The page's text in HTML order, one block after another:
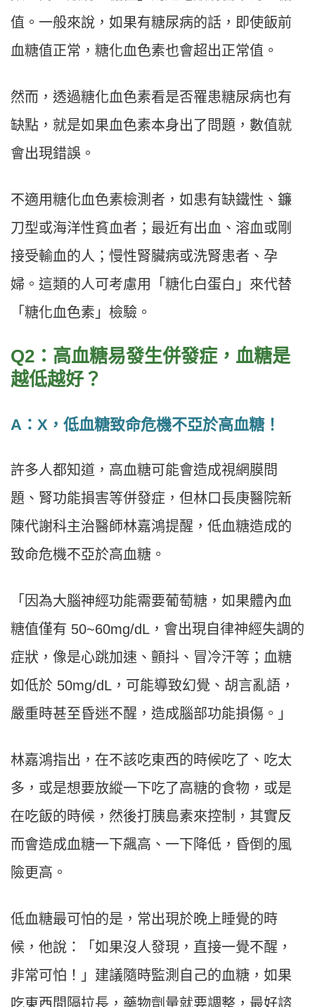
值。一般來說，如果有糖尿病的話，即使飯前
血糖值正常，糖化血色素也會超出正常值。
然而，透過糖化血色素看是否罹患糖尿病也有
缺點，就是如果血色素本身出了問題，數值就
會出現錯誤。
不適用糖化血色素檢測者，如患有缺鐵性、鐮
刀型或海洋性貧血者；最近有出血、溶血或剛
接受輸血的人；慢性腎臟病或洗腎患者、孕
婦。這類的人可考慮用「糖化白蛋白」來代替
「糖化血色素」檢驗。
Q2：高血糖易發生併發症，血糖是
越低越好？
A：X，低血糖致命危機不亞於高血糖！
許多人都知道，高血糖可能會造成視網膜問
題、腎功能損害等併發症，但林口長庚醫院新
陳代謝科主治醫師林嘉鴻提醒，低血糖造成的
致命危機不亞於高血糖。
「因為大腦神經功能需要葡萄糖，如果體內血
糖值僅有 50~60mg/dL，會出現自律神經失調的
症狀，像是心跳加速、顫抖、冒冷汗等；血糖
如低於 50mg/dL，可能導致幻覺、胡言亂語，
嚴重時甚至昏迷不醒，造成腦部功能損傷。」
林嘉鴻指出，在不該吃東西的時候吃了、吃太
多，或是想要放縱一下吃了高糖的食物，或是
在吃飯的時候，然後打胰島素來控制，其實反
而會造成血糖一下飆高、一下降低，昏倒的風
險更高。
低血糖最可怕的是，常出現於晚上睡覺的時
候，他說：「如果沒人發現，直接一覺不醒，
非常可怕！」建議隨時監測自己的血糖，如果
吃東西間隔拉長，藥物劑量就要調整，最好諮